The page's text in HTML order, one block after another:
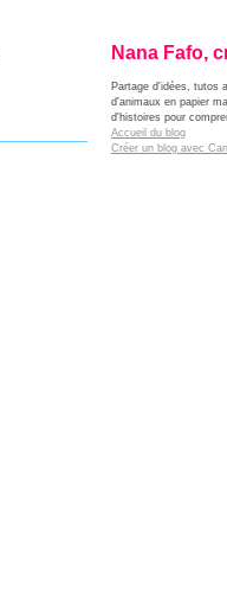
Nana Fafo,
Partage d'idées, tutos
d'animaux en papier
d'histoires pour
Accueil du blog
Créer un blog avec